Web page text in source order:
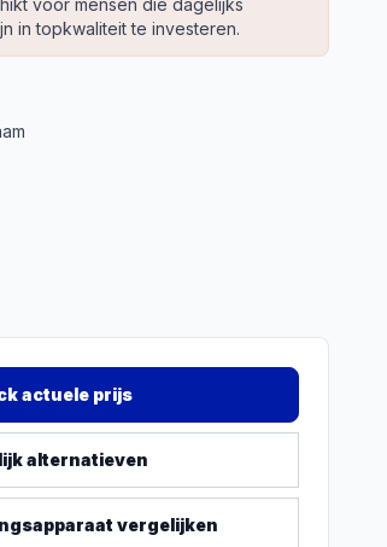
voor mensen die dagelijks
in topkwaliteit te investeren.
actuele prijs
alternatieven
vergelijken